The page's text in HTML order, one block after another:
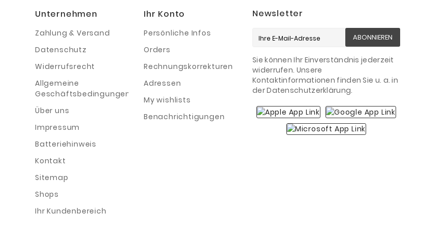
Unternehmen
Zahlung & Versand
Datenschutz
Widerrufsrecht
Allgemeine
Geschäftsbedingungen
Über uns
Impressum
Batteriehinweis
Kontakt
Sitemap
Shops
Ihr Kundenbereich
Ihr Konto
Persönliche Infos
Orders
Rechnungskorrekturen
Adressen
My wishlists
Benachrichtigungen
Newsletter
ABONNIEREN
Sie können Ihr Einverständnis jederzeit
widerrufen. Unsere
Kontaktinformationen finden Sie u. a. in
der Datenschutzerklärung.